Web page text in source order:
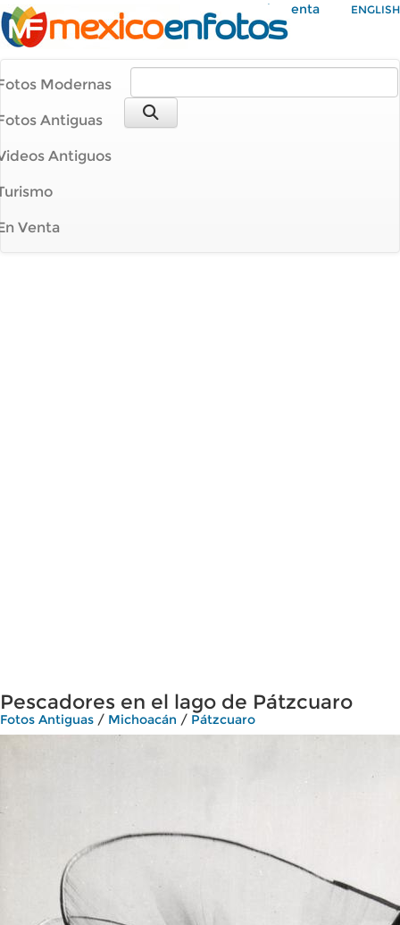
Mi Cuenta ENGLISH
Modernas
Antiguas
Antiguos
Venta
Pescadores en el lago de Pátzcuaro
Fotos Antiguas / Michoacán / Pátzcuaro